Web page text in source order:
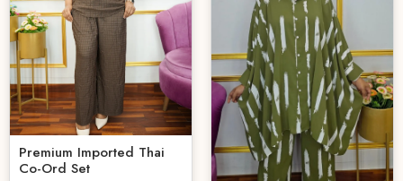
Premium Imported Thai
Co-Ord Set